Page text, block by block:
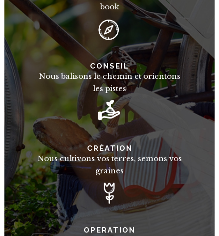
book
CONSEIL
Nous balisons le chemin et orientons
les pistes
CRÉATION
Nous cultivons vos terres, semons vos
graines
OPERATION